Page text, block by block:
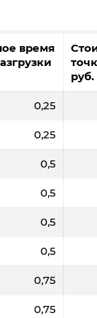
89,7
6
22940
91,9
время
руб.
0,25
0,25
0,5
0,5
0,5
0,5
0,75
0,75